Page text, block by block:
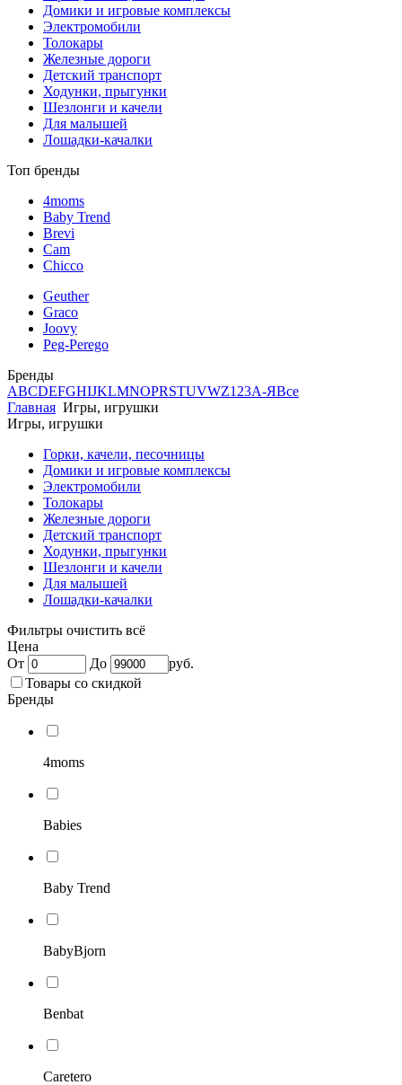
Домики и игровые комплексы
Электромобили
Толокары
Железные дороги
Детский транспорт
Ходунки, прыгунки
Шезлонги и качели
Для малышей
Лошадки-качалки
Топ бренды
4moms
Baby Trend
Brevi
Cam
Chicco
Geuther
Graco
Joovy
Peg-Perego
Бренды
ABCDEFGHIJKLMNOPRSTUVWZ123А-ЯВсе
Главная Игры, игрушки
Игры, игрушки
Горки, качели, песочницы
Домики и игровые комплексы
Электромобили
Толокары
Железные дороги
Детский транспорт
Ходунки, прыгунки
Шезлонги и качели
Для малышей
Лошадки-качалки
Фильтры очистить всё
Цена
От
До
руб.
Товары со скидкой
Бренды
4moms
Babies
Baby Trend
BabyBjorn
Benbat
Caretero